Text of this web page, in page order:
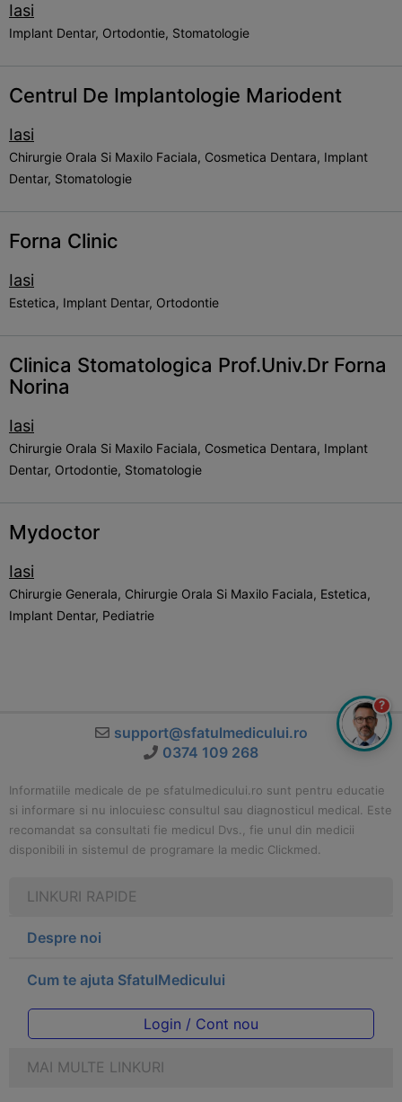
Iasi
Implant Dentar, Ortodontie, Stomatologie
Centrul De Implantologie Mariodent
Iasi
Chirurgie Orala Si Maxilo Faciala, Cosmetica Dentara, Implant
Dentar, Stomatologie
Forna Clinic
Iasi
Estetica, Implant Dentar, Ortodontie
Clinica Stomatologica Prof.Univ.Dr Forna
Norina
Iasi
Chirurgie Orala Si Maxilo Faciala, Cosmetica Dentara, Implant
Dentar, Ortodontie, Stomatologie
Mydoctor
Iasi
Chirurgie Generala, Chirurgie Orala Si Maxilo Faciala, Estetica,
Implant Dentar, Pediatrie
support@sfatulmedicului.ro
0374 109 268
Informatiile medicale de pe sfatulmedicului.ro sunt pentru educatie
si informare si nu inlocuiesc consultul sau diagnosticul medical. Este
recomandat sa consultati fie medicul Dvs., fie unul din medicii
disponibili in sistemul de programare la medic Clickmed.
LINKURI RAPIDE
Despre noi
Cum te ajuta SfatulMedicului
Login / Cont nou
MAI MULTE LINKURI
?